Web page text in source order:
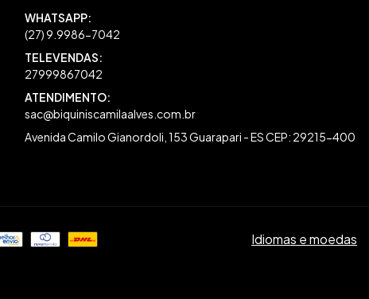
27999867042
sac@biquiniscamilaalves.com.br
Avenida Camilo Gianordoli, 153 Guarapari - ES CEP: 29215-400
Idiomas e moedas